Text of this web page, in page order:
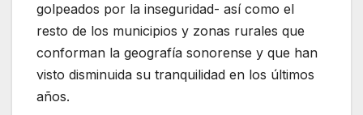
golpeados por la inseguridad- así como el
resto de los municipios y zonas rurales que
conforman la geografía sonorense y que han
visto disminuida su tranquilidad en los últimos
años.